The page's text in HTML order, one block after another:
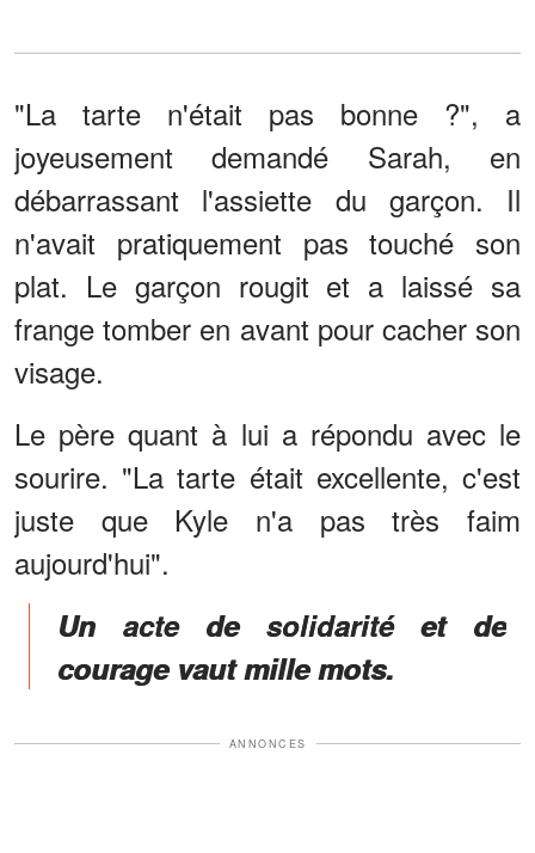
"La tarte n'était pas bonne ?", a
joyeusement demandé Sarah, en
débarrassant l'assiette du garçon. Il
n'avait pratiquement pas touché son
plat. Le garçon rougit et a laissé sa
frange tomber en avant pour cacher son
visage.
Le père quant à lui a répondu avec le
sourire. "La tarte était excellente, c'est
juste que Kyle n'a pas très faim
aujourd'hui".
Un acte de solidarité et de
courage vaut mille mots.
ANNONCES